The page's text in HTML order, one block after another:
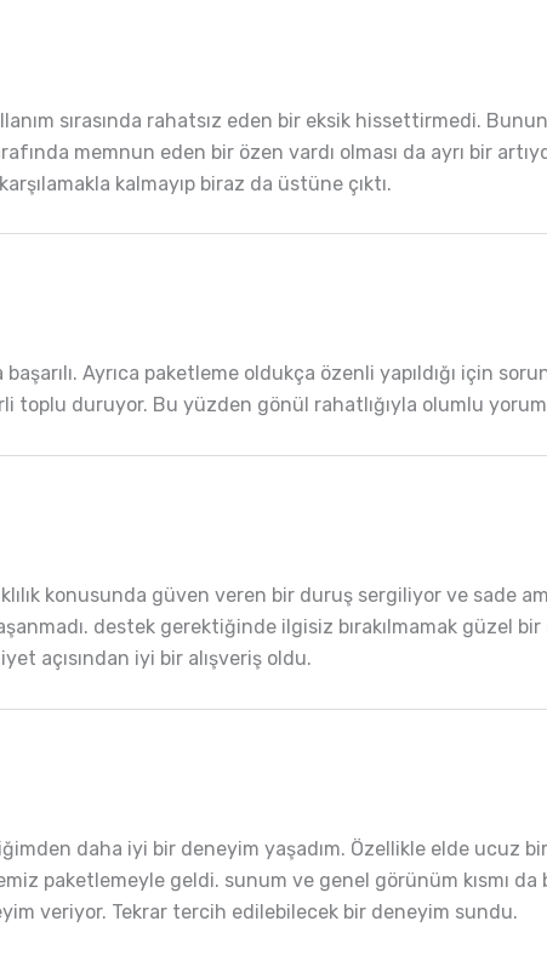
sırasında rahatsız eden bir eksik hissettirmedi.
memnun eden bir özen vardı olması da ayrı bir
kalmayıp biraz da üstüne çıktı.
Ayrıca paketleme oldukça özenli yapıldığı için
toplu duruyor. Bu yüzden gönül rahatlığıyla olumlu yorum
konusunda güven veren bir duruş sergiliyor ve sade
destek gerektiğinde ilgisiz bırakılmamak güzel bir
açısından iyi bir alışveriş oldu.
daha iyi bir deneyim yaşadım. Özellikle elde ucuz bir
paketlemeyle geldi. sunum ve genel görünüm kısmı da
veriyor. Tekrar tercih edilebilecek bir deneyim sundu.